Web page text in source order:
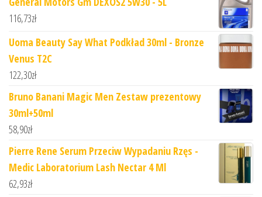
116,73zł
Uoma Beauty Say What Podkład 30ml - Bronze
Venus T2C
122,30zł
Bruno Banani Magic Men Zestaw prezentowy
30ml+50ml
58,90zł
Pierre Rene Serum Przeciw Wypadaniu Rzęs -
Medic Laboratorium Lash Nectar 4 Ml
62,93zł